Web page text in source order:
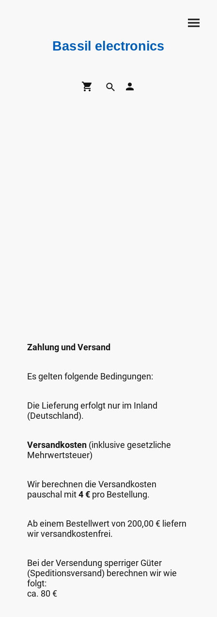
Bassil electronics
Zahlung und Versand
Es gelten folgende Bedingungen:
Die Lieferung erfolgt nur im Inland
(Deutschland).
Versandkosten (inklusive gesetzliche
Mehrwertsteuer)
Wir berechnen die Versandkosten
pauschal mit4 € pro Bestellung.
Ab einem Bestellwert von 200,00 € liefern
wir versandkostenfrei.
Bei der Versendung sperriger Güter
(Speditionsversand) berechnen wir wie
folgt:
ca. 80 €